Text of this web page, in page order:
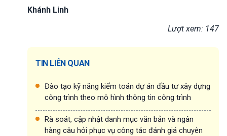
Khánh Linh
Lượt xem: 147
TIN LIÊN QUAN
Đào tạo kỹ năng kiểm toán dự án đầu tư xây dựng
công trình theo mô hình thông tin công trình
Rà soát, cập nhật danh mục văn bản và ngân
hàng câu hỏi phục vụ công tác đánh giá chuyên